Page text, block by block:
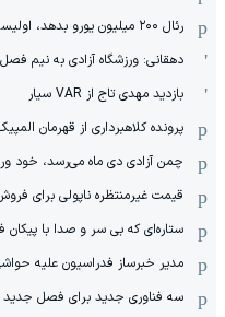
رئال ۲۰۰ میلیون یورو بدهد، اولیسه را ببرد!
دهقانی: ورزشگاه آزادی به نیم
بازدید مهدی تاج از VAR سیار
پرونده کلاهبرداری از قهرمان
چمن آزادی دی ماه می‌رسد، خود
قیمت غیرمنتظره ناپولی برای
ستاره‌ای که بی سر و صدا با
مدیر خبرساز فدراسیون علیه
سه فناوری جدید برای فصل جدید